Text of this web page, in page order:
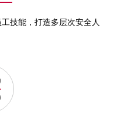
技能，打造多层次安全人